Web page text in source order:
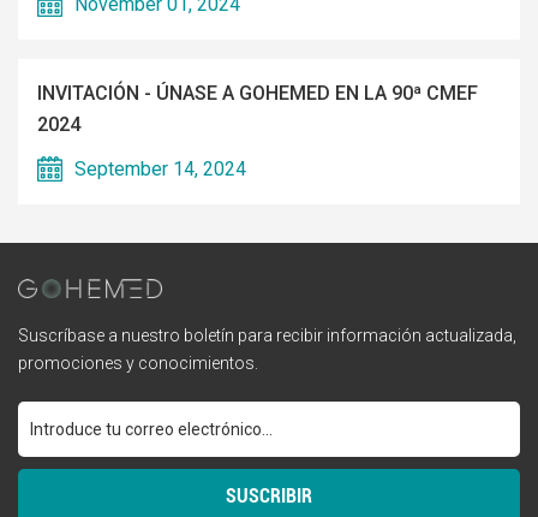
November 01, 2024
INVITACIÓN - ÚNASE A GOHEMED EN LA 90ª CMEF
2024
September 14, 2024
Suscríbase a nuestro boletín para recibir información actualizada,
promociones y conocimientos.